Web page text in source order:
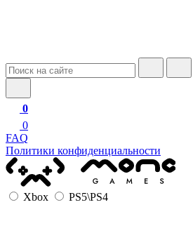
0
0
FAQ
Политики конфиденциальности
Xbox PS5\PS4